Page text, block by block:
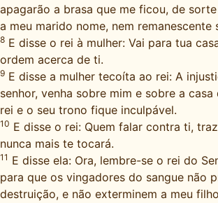
apagarão a brasa que me ficou, de
a meu marido nome, nem remanescente
8 E disse o rei à mulher: Vai para tua
ordem acerca de ti.
9 E disse a mulher tecoíta ao rei: A
senhor, venha sobre mim e sobre a casa
rei e o seu trono fique inculpável.
10 E disse o rei: Quem falar contra ti,
nunca mais te tocará.
11 E disse ela: Ora, lembre-se o rei do
para que os vingadores do sangue não
destruição, e não exterminem a meu